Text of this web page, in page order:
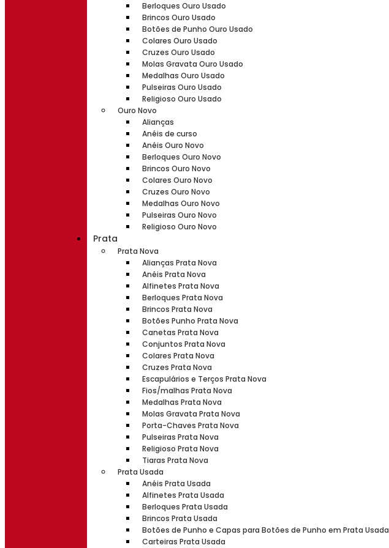
Berloques Ouro Usado
Brincos Ouro Usado
Botões de Punho Ouro Usado
Colares Ouro Usado
Cruzes Ouro Usado
Molas Gravata Ouro Usado
Medalhas Ouro Usado
Pulseiras Ouro Usado
Religioso Ouro Usado
Ouro Novo
Alianças
Anéis de curso
Anéis Ouro Novo
Berloques Ouro Novo
Brincos Ouro Novo
Colares Ouro Novo
Cruzes Ouro Novo
Medalhas Ouro Novo
Pulseiras Ouro Novo
Religioso Ouro Novo
Prata
Prata Nova
Alianças Prata Nova
Anéis Prata Nova
Alfinetes Prata Nova
Berloques Prata Nova
Brincos Prata Nova
Botões Punho Prata Nova
Canetas Prata Nova
Conjuntos Prata Nova
Colares Prata Nova
Cruzes Prata Nova
Escapulários e Terços Prata Nova
Fios/malhas Prata Nova
Medalhas Prata Nova
Molas Gravata Prata Nova
Porta-Chaves Prata Nova
Pulseiras Prata Nova
Religioso Prata Nova
Tiaras Prata Nova
Prata Usada
Anéis Prata Usada
Alfinetes Prata Usada
Berloques Prata Usada
Brincos Prata Usada
Botões de Punho e Capas para Botões de Punho em Prata Usada
Carteiras Prata Usada